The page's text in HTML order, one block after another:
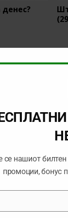
се нашиот
промоции, бонус